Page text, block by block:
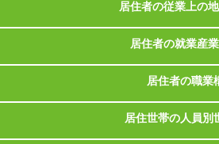
居住者の従業上の
居住者の就業産
居住者の職業
居住世帯の人員別